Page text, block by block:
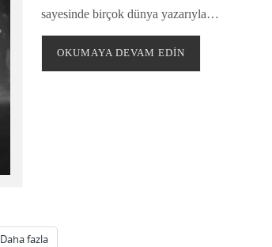
sayesinde birçok dünya yazarıyla…
OKUMAYA DEVAM EDIN
Daha fazla